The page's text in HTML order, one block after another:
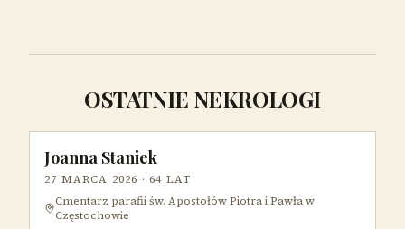
OSTATNIE NEKROLOGI
Joanna Staniek
27 MARCA 2026 · 64 LAT
Cmentarz parafii św. Apostołów Piotra i Pawła w
Częstochowie